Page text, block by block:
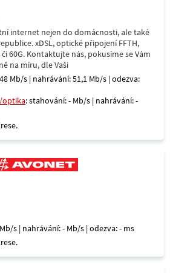
internet nejen do domácnosti, ale také
xDSL, optické připojení FFTH,
60G. Kontaktujte nás, pokusíme se Vám
na míru, dle Vaši
Mb/s | nahrávání: 51,1 Mb/s | odezva:
optika: stahování: - Mb/s | nahrávání: -
s | nahrávání: - Mb/s | odezva: - ms